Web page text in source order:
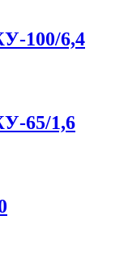
100/6,4
65/1,6